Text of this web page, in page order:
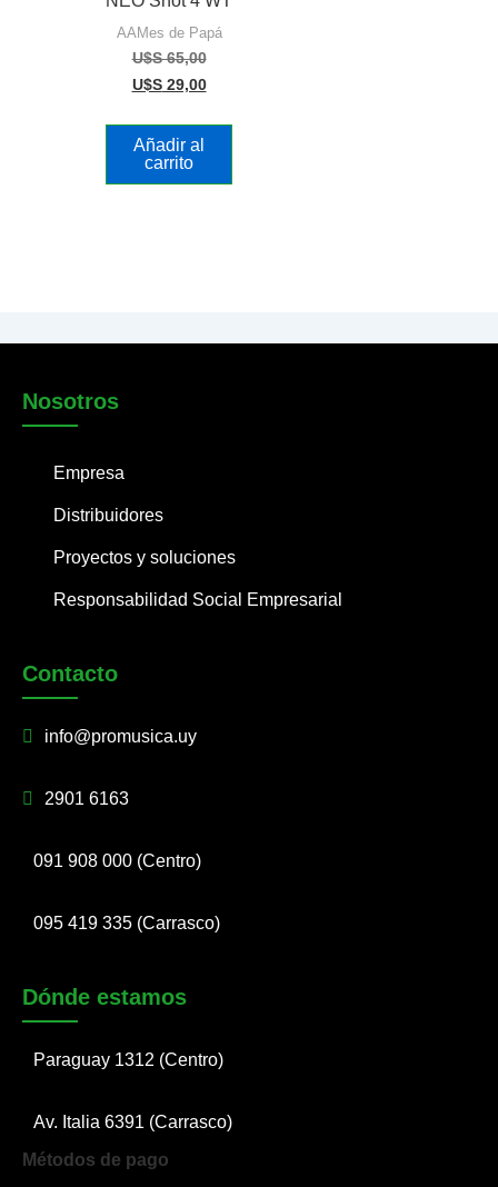
AAMes de Papá
U$S65,00
U$S29,00
Añadir al
carrito
Nosotros
Empresa
Distribuidores
Proyectos y soluciones
Responsabilidad Social Empresarial
Contacto
info@promusica.uy
2901 6163
091 908 000 (Centro)
095 419 335 (Carrasco)
Dónde estamos
Paraguay 1312 (Centro)
Av. Italia 6391 (Carrasco)
Métodos de pago